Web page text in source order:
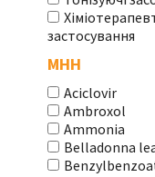
застосування
МНН
Aciclovir
Ambroxol
Ammonia
Belladonna